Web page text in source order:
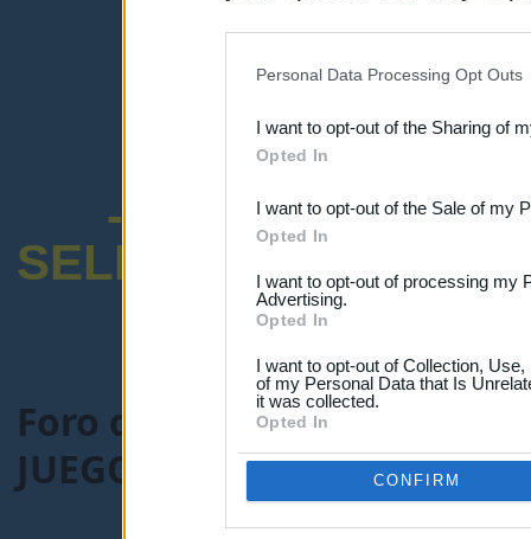
Downstream Participants
third parties.
Personal Data Processing Opt Outs
I want to opt-out of the Sharing of
Opted In
I want to opt-out of the Sale of my
Opted In
I want to opt-out of processing my
Advertising.
Opted In
I want to opt-out of Collection,
of my Personal Data that Is
it was collected.
Opted In
CONFIRM
-ENCUESTA
SELECTIVO
Foro de Maestros25
JUEGO: ADIVINA LA